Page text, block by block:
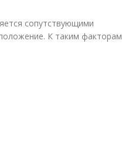
сопутствующими
К таким факторам